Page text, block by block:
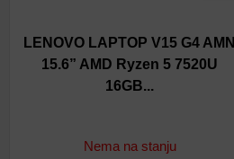
LENOVO LAPTOP V15 G4 AMN
15.6” AMD Ryzen 5 7520U
16GB...
Nema na stanju